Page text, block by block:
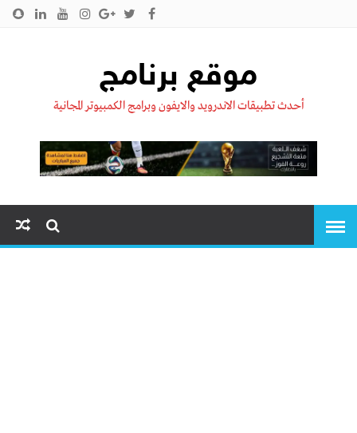
موقع برنامج
أحدث تطبيقات الاندرويد والايفون وبرامج الكمبيوتر المجانية